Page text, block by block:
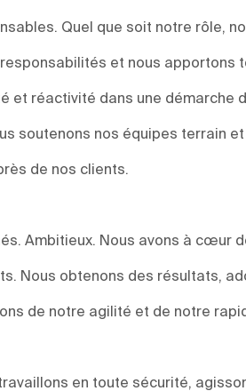
Quel que soit notre rôle,
et nous apportons
et réactivité dans une démarche
soutenons nos équipes terrain
de nos clients.
Ambitieux. Nous avons à cœur
Nous obtenons des résultats,
de notre agilité et de notre
en toute sécurité,